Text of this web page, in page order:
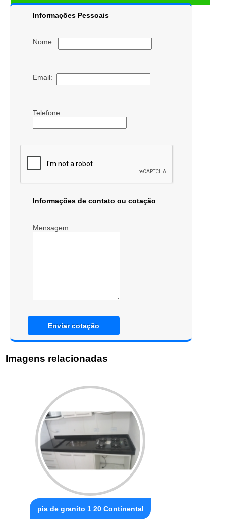
Informações Pessoais
Nome:
Email:
Telefone:
Informações de contato ou cotação
Mensagem:
Enviar cotação
Imagens relacionadas
pia de granito 1 20 Continental